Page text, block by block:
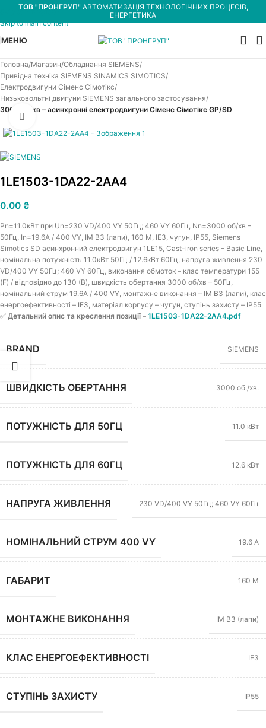
Skip to navigation
Skip to main content
ТОВ "ПРОНГРУП" АВТОМАТИЗАЦІЯ ТЕХНОЛОГІЧНИХ ПРОЦЕСІВ,
ЕНЕРГЕТИКА
МЕНЮ
Головна Магазин Обладнання SIEMENS
Привідна техніка SIEMENS SINAMICS SIMOTICS
Електродвигуни Сіменс Сімотікс
Низьковольтні двигуни SIEMENS загального застосування
3000 об/хв – асинхронні електродвигуни Сіменс Сімотікс GP/SD
Увеличить
1LE1503-1DA22-2AA4
0.00 ₴
Pn=11.0кВт при Un=230 VD/400 VY 50Гц; 460 VY 60Гц, Nn=3000 об/хв –
50Гц, In=19.6A / 400 VY, IM B3 (лапи), 160 M, IE3, чугун, IP55, Siemens
Simotics SD асинхронний електродвигун 1LE15, Cast-iron series – Basic Line,
номінальна потужність 11.0кВт 50Гц / 12.6кВт 60Гц, напруга живлення 230
VD/400 VY 50Гц; 460 VY 60Гц, виконання обмоток – клас температури 155
(F) / відповідно до 130 (B), швидкість обертання 3000 об/хв – 50Гц,
номінальний струм 19.6A / 400 VY, монтажне виконання – IM B3 (лапи), клас
енергоефективності – IE3, матеріал корпусу – чугун, ступінь захисту – IP55
✅ Детальний опис та креслення позиції– 1LE1503-1DA22-2AA4.pdf
BRAND SIEMENS
ШВИДКІСТЬ ОБЕРТАННЯ 3000 об./хв.
ПОТУЖНІСТЬ ДЛЯ 50ГЦ 11.0 кВт
ПОТУЖНІСТЬ ДЛЯ 60ГЦ 12.6 кВт
НАПРУГА ЖИВЛЕННЯ 230 VD/400 VY 50Гц; 460 VY 60Гц
НОМІНАЛЬНИЙ СТРУМ 400 VY 19.6 А
ГАБАРИТ 160 M
МОНТАЖНЕ ВИКОНАННЯ IM B3 (лапи)
КЛАС ЕНЕРГОЕФЕКТИВНОСТІ IE3
СТУПІНЬ ЗАХИСТУ IP55